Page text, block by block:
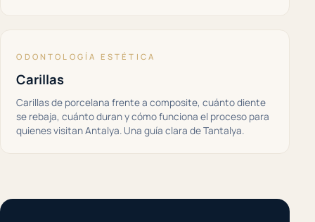
ODONTOLOGÍA ESTÉTICA
Carillas
Carillas de porcelana frente a composite, cuánto diente
se rebaja, cuánto duran y cómo funciona el proceso para
quienes visitan Antalya. Una guía clara de Tantalya.